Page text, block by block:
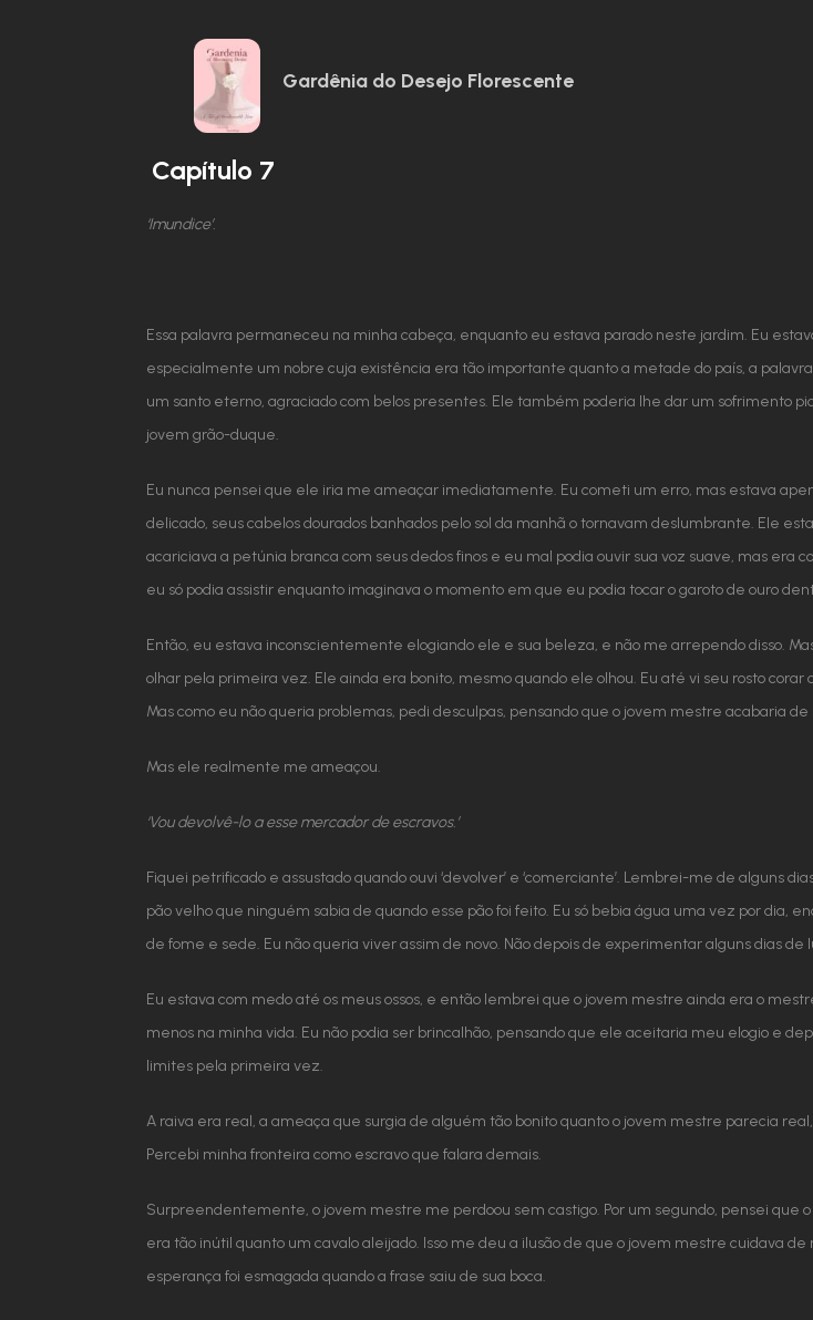
Gardênia do Desejo Florescente
Capítulo 7
‘Imundice’.
Essa palavra permaneceu na minha cabeça, enquanto eu estava parado neste jardim. Eu
especialmente um nobre cuja existência era tão importante quanto a metade do país, a
um santo eterno, agraciado com belos presentes. Ele também poderia lhe dar um sofrimento
jovem grão-duque.
Eu nunca pensei que ele iria me ameaçar imediatamente. Eu cometi um erro, mas estava
delicado, seus cabelos dourados banhados pelo sol da manhã o tornavam deslumbrante. Ele
acariciava a petúnia branca com seus dedos finos e eu mal podia ouvir sua voz suave, mas era
eu só podia assistir enquanto imaginava o momento em que eu podia tocar o garoto de ouro
Então, eu estava inconscientemente elogiando ele e sua beleza, e não me arrependo disso.
olhar pela primeira vez. Ele ainda era bonito, mesmo quando ele olhou. Eu até vi seu rosto
Mas como eu não queria problemas, pedi desculpas, pensando que o jovem mestre acabaria de
Mas ele realmente me ameaçou.
‘Vou devolvê-lo a esse mercador de escravos.’
Fiquei petrificado e assustado quando ouvi ‘devolver’ e ‘comerciante’. Lembrei-me de alguns
pão velho que ninguém sabia de quando esse pão foi feito. Eu só bebia água uma vez por dia,
de fome e sede. Eu não queria viver assim de novo. Não depois de experimentar alguns dias de
Eu estava com medo até os meus ossos, e então lembrei que o jovem mestre ainda era o
menos na minha vida. Eu não podia ser brincalhão, pensando que ele aceitaria meu elogio e
limites pela primeira vez.
A raiva era real, a ameaça que surgia de alguém tão bonito quanto o jovem mestre parecia
Percebi minha fronteira como escravo que falara demais.
Surpreendentemente, o jovem mestre me perdoou sem castigo. Por um segundo, pensei que
era tão inútil quanto um cavalo aleijado. Isso me deu a ilusão de que o jovem mestre cuidava
esperança foi esmagada quando a frase saiu de sua boca.